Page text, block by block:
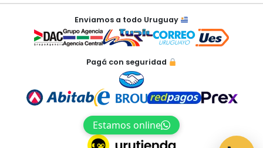
Navegación
entradas
Enviamos a todo Uruguay
Pagá con seguridad
Estamos online
automáticamente.